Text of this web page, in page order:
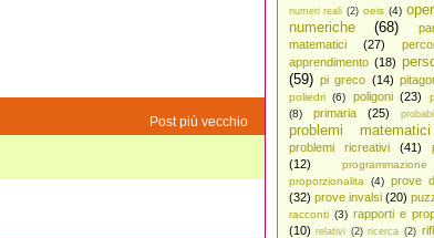
numeri reali (2) oeis (4)
numeriche
(68)
matematici
(27)
apprendimento (18)
(59) pi greco (14)
poliedri (6) poligoni (23)
(8)
primaria (25)
problemi matematici
problemi ricreativi (41)
(12)
programmazione
proporzionalita
(4) prove
(32) prove invalsi (20)
racconti (3) rapporti e
(10) relativi (2) ricerca (2)
Post più vecchio